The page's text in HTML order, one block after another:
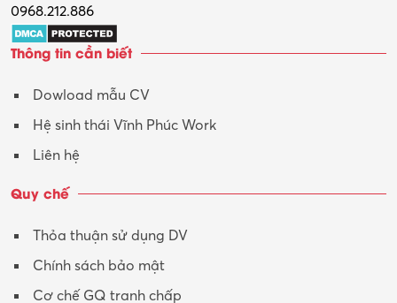
0968.212.886
Thông tin cần biết
Dowload mẫu CV
Hệ sinh thái Vĩnh Phúc Work
Liên hệ
Quy chế
Thỏa thuận sử dụng DV
Chính sách bảo mật
Cơ chế GQ tranh chấp